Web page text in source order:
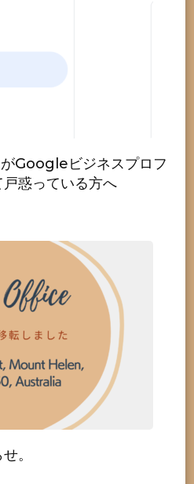
Googleビジネスプロフ
惑っている方へ
。